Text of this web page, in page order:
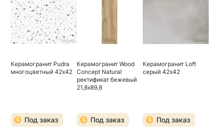
Керамогранит Pudra
многоцветный 42х42
Под заказ
Керамогранит Wood
Concept Natural
ректификат бежевый
21,8х89,8
Под заказ
Керамогранит Loft
серый 42х42
Под заказ